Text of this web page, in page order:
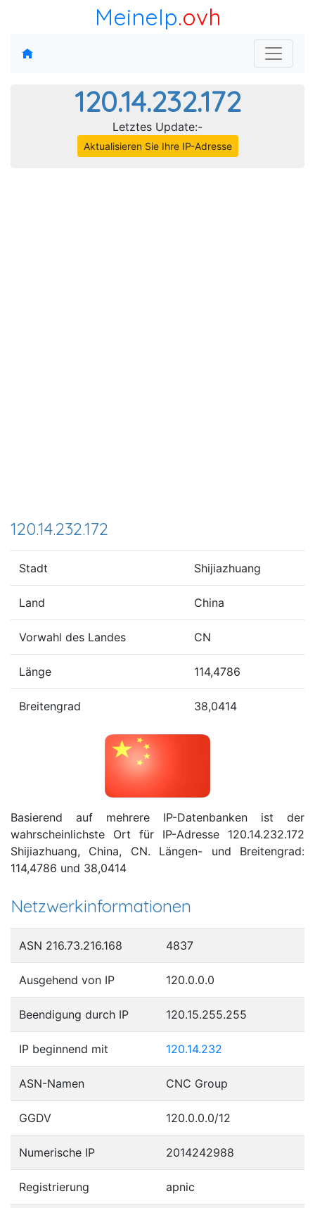
MeineIp.ovh
120.14.232.172
Letztes Update:-
Aktualisieren Sie Ihre IP-Adresse
120.14.232.172
Stadt Shijiazhuang
Land China
Vorwahl des Landes CN
Länge 114,4786
Breitengrad 38,0414
Basierend auf mehrere IP-Datenbanken ist der
wahrscheinlichste Ort für IP-Adresse 120.14.232.172
Shijiazhuang, China, CN. Längen- und Breitengrad:
114,4786 und 38,0414
Netzwerkinformationen
ASN 216.73.216.168 4837
Ausgehend von IP 120.0.0.0
Beendigung durch IP 120.15.255.255
IP beginnend mit 120.14.232
ASN-Namen CNC Group
GGDV 120.0.0.0/12
Numerische IP 2014242988
Registrierung apnic